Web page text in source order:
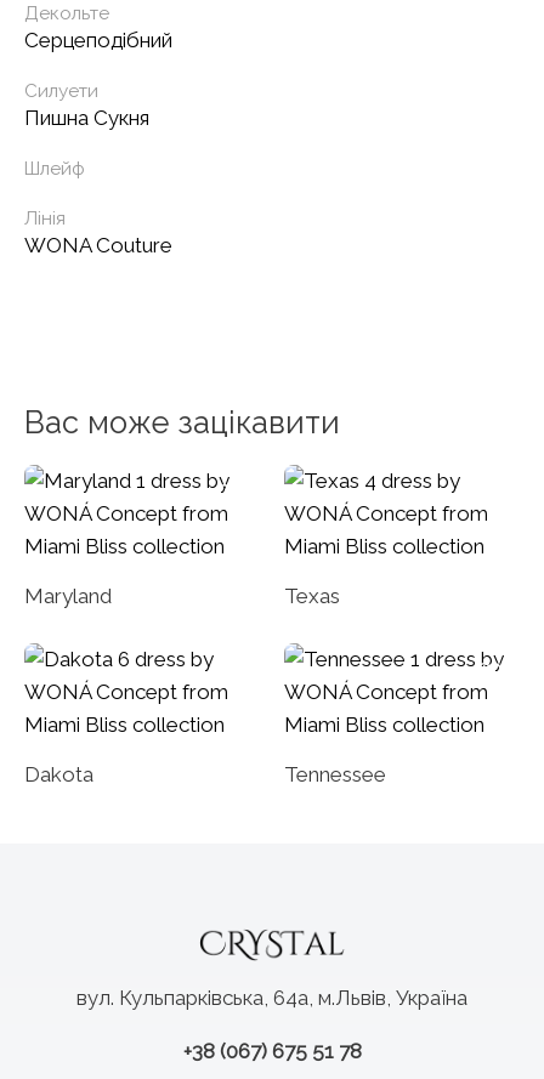
Декольте
Серцеподібний
Силуети
Пишна Сукня
Шлейф
Лінія
WONA Couture
Вас може зацікавити
Maryland Texas
Dakota Tennessee
вул. Кульпарківська, 64а, м.Львів, Україна
+38 (067) 675 51 78